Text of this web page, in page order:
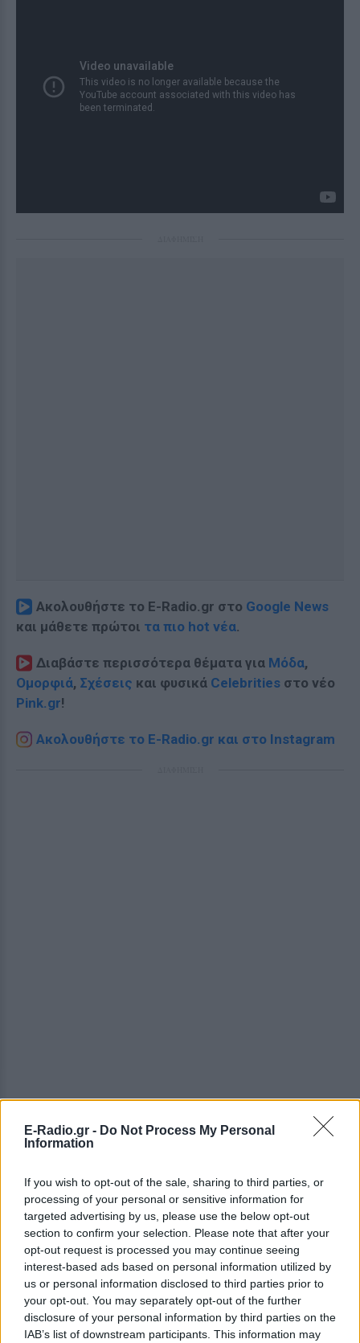
E-Radio.gr - Do Not Process My Personal
Information
If you wish to opt-out of the sale, sharing to third parties, or
processing of your personal or sensitive information for
targeted advertising by us, please use the below opt-out
section to confirm your selection. Please note that after your
opt-out request is processed you may continue seeing
interest-based ads based on personal information utilized by
us or personal information disclosed to third parties prior to
your opt-out. You may separately opt-out of the further
disclosure of your personal information by third parties on the
IAB’s list of downstream participants. This information may
Ακολουθήστε το E-Radio.gr στο Google News
και μάθετε πρώτοι τα πιο hot νέα.
Διαβάστε περισσότερα θέματα για Μόδα,
Ομορφιά, Σχέσεις και φυσικά Celebrities στο νέο
Pink.gr!
Ακολουθήστε το E-Radio.gr και στο Instagram
ΣΤΗΝ ΙΔΙΑ ΚΑΤΗΓΟΡΙΑ
Βαλέρια Χοψονίδου: Η βάφτιση
του γιου της στη Βουλιαγμένη
και οι φωτογραφίες που
δημοσίευσαν οι καλεσμένοι
ΣΉΜΕΡΑ
Ο μικρός Παναγιώτης βαφτίστηκε στον